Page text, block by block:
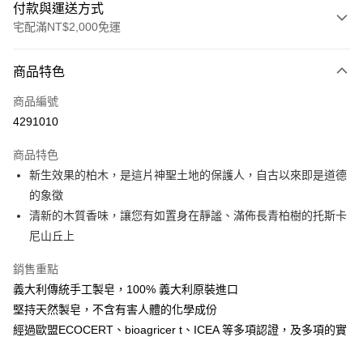
付款與運送方式
宅配滿NT$2,000免運
信用卡一次付款
LINE Pay
悠遊付
Google Pay
ATM付款
運送方式
非床墊商品，一般宅配
每筆NT$150，滿NT$2,000(含以上)免運費
商品特色
商品編號
4291010
商品特色
新生效果的柏木，是這片神聖土地的保護人，自古以來即是道德
的象徵
清新的木質香味，讓您有如置身在靜謐、滿佈長青柏樹的托斯卡
尼山丘上
銷售重點
義大利傳統手工製皂，100% 義大利原裝進口
堅持天然製皂，不含有害人體的化學成份
經過歐盟ECOCERT、bioagricer t、ICEA 等多項認證，及多項的實